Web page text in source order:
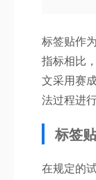
标签贴作
指标相比
文采用赛
法过程进
标签
在规定的